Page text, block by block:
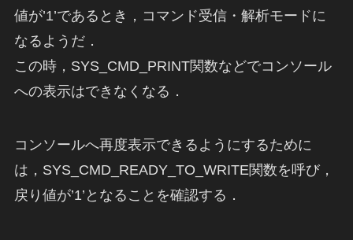
値が’1’であるとき，コマンド受信・解析モードに
なるようだ．
この時，SYS_CMD_PRINT関数などでコンソール
への表示はできなくなる．
コンソールへ再度表示できるようにするために
は，SYS_CMD_READY_TO_WRITE関数を呼び，
戻り値が’1’となることを確認する．